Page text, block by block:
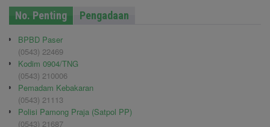
No. Penting Pengadaan
BPBD Paser
(0543) 22469
Kodim 0904/TNG
(0543) 210006
Pemadam Kebakaran
(0543) 21113
Polisi Pamong Praja (Satpol PP)
(0543) 21687